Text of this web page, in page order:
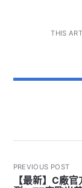
THIS
PREVIOUS POST
【最新】C廠